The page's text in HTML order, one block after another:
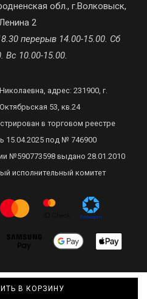
В КОРЗИНУ
обл., г.Волковыск,
2
перерыв 14.00-15.00. Сб
Вс 10.00-15.00.
адрес: 231900, г.
53, кв.24
в торговом реестре
15.04.2025 под № 746900
№590773598 выдано 28.01.2010
исполнительный комитет
Recommerce